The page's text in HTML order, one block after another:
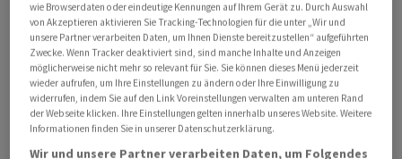
Der IndustriekonzernOerlikonhat im zweiten Quartal
schwächer abgeschnitten als im Vorjahr. Sowohl Umsatz
als auch Bestellungseingang und Gewinn gingen zurück,
vor allem wegen der Sparte Polymer Processing. Die
bisherigen Prognosen wurden gesenkt.
wie Browserdaten oder eindeutige Kennungen auf Ihrem Gerät zu. Durch Auswahl
von Akzeptieren aktivieren Sie Tracking-Technologien für die unter „Wir und
unsere Partner verarbeiten Daten, um Ihnen Dienste bereitzustellen“ aufgeführten
Zwecke. Wenn Tracker deaktiviert sind, sind manche Inhalte und Anzeigen
möglicherweise nicht mehr so relevant für Sie. Sie können dieses Menü jederzeit
wieder aufrufen, um Ihre Einstellungen zu ändern oder Ihre Einwilligung zu
widerrufen, indem Sie auf den Link Voreinstellungen verwalten am unteren Rand
der Webseite klicken. Ihre Einstellungen gelten innerhalb unseres Website. Weitere
Informationen finden Sie in unserer Datenschutzerklärung.
Wir und unsere Partner verarbeiten Daten, um Folgendes